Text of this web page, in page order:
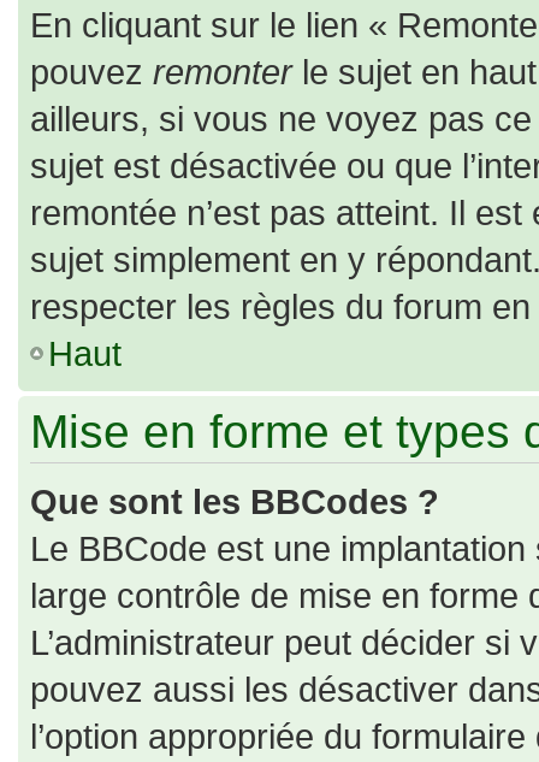
En cliquant sur le lien «
pouvez remonterle sujet en
ailleurs, si vous ne voyez pas
sujet est désactivée ou que
remontée n’est pas atteint. Il
sujet simplement en y
respecter les règles du forum
Haut
Mise en forme et types
Que sont les BBCodes ?
Le BBCode est une
large contrôle de mise en forme
L’administrateur peut décider
pouvez aussi les désactiver
l’option appropriée du